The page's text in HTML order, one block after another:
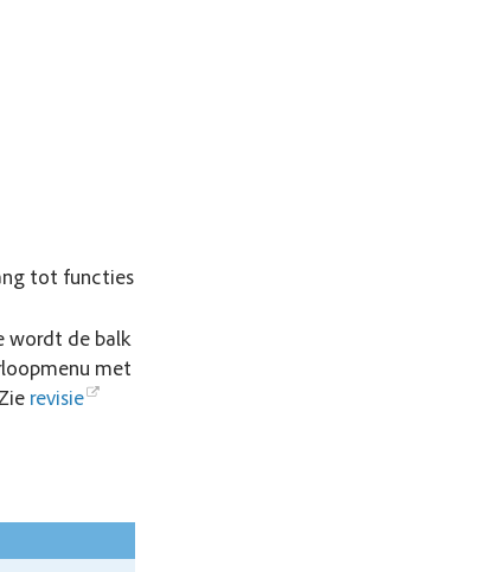
tot functies
wordt de balk
met
revisie